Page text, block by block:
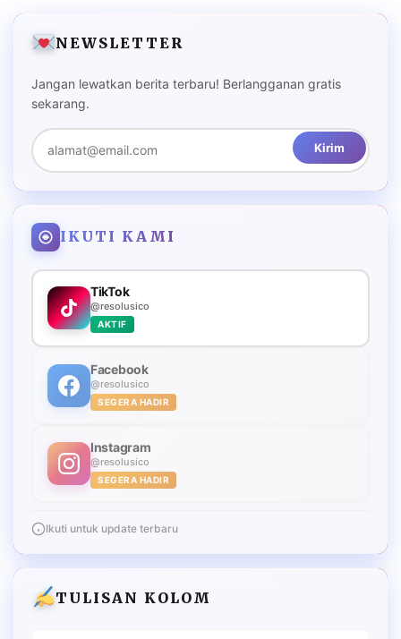
NEWSLETTER
Jangan lewatkan berita terbaru! Berlangganan gratis
sekarang.
Kirim
IKUTI KAMI
TikTok
@resolusico
AKTIF
Facebook
@resolusico
SEGERA HADIR
Instagram
@resolusico
SEGERA HADIR
Ikuti untuk update terbaru
TULISAN KOLOM